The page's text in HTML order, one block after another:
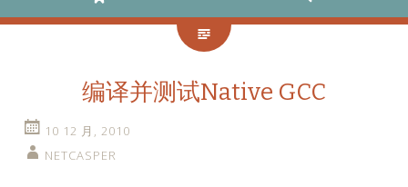
编译并测试Native GCC
10 12 月, 2010
NETCASPER